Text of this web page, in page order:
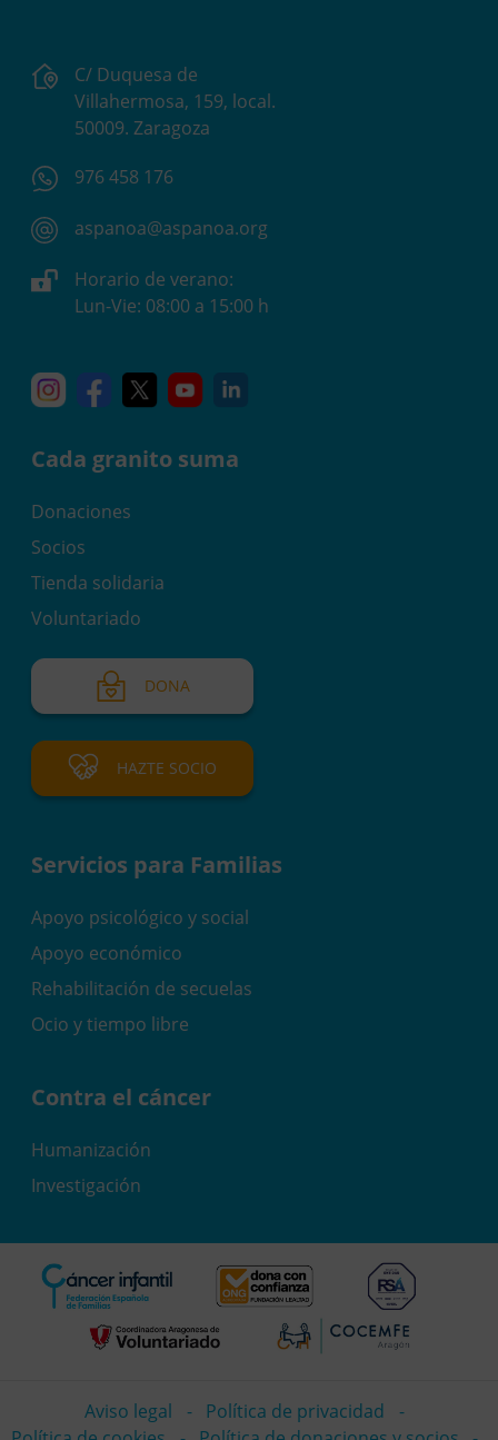
C/ Duquesa de
Villahermosa, 159, local.
50009. Zaragoza
976 458 176
aspanoa@aspanoa.org
Horario de verano:
Lun-Vie: 08:00 a 15:00 h
InstagramFacebook
X YouTube
Cada granito suma
Donaciones
Socios
Tienda solidaria
Voluntariado
DONA
HAZTE SOCIO
Servicios para Familias
Apoyo psicológico y social
Apoyo económico
Rehabilitación de secuelas
Ocio y tiempo libre
Contra el cáncer
Humanización
Investigación
Aviso legal
Política de privacidad